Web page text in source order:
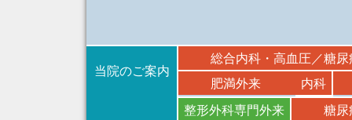
当院のご案内
総合内科・高血圧／糖
肥満外来
内科
整形外科専門外来
糖尿